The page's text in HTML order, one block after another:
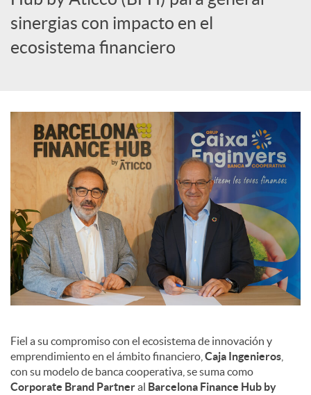
a
s
sinergias con impacto en el
ecosistema financiero
Fiel a su compromiso con el ecosistema de innovación y
emprendimiento en el ámbito financiero, Caja Ingenieros
con su modelo de banca cooperativa, se suma como
Corporate Brand Partneral Barcelona Finance Hub by